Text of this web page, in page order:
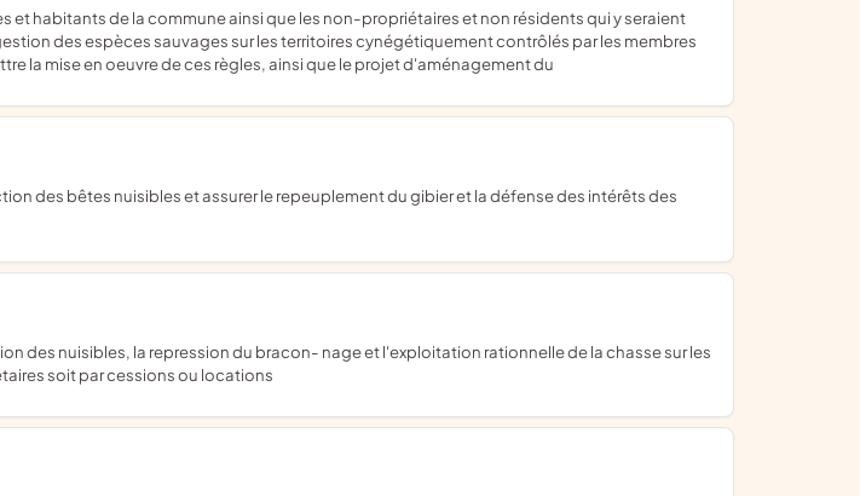
des espèces sauvages sur les territoires cynégétiquement contrôlés par les membres
la mise en oeuvre de ces règles, ainsi que le projet d'aménagement du
soit par cessions ou locations